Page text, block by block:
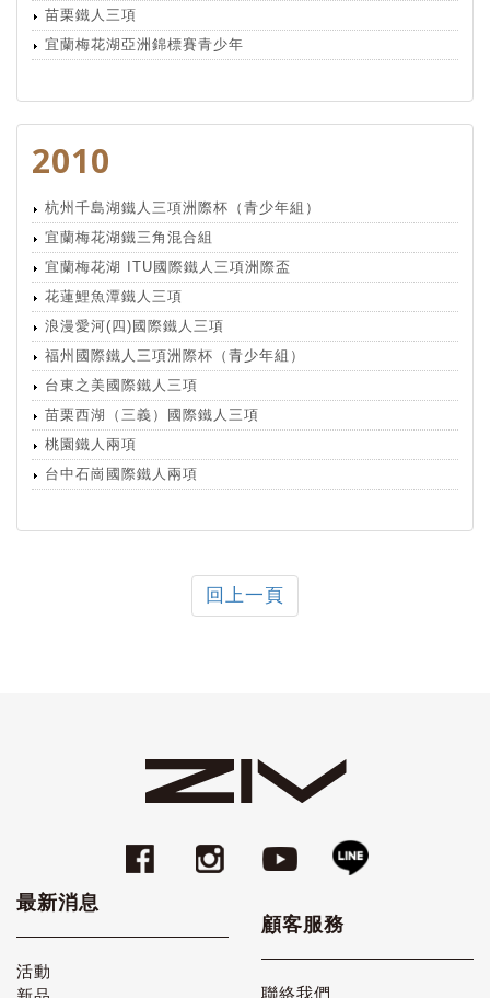
苗栗鐵人三項
宜蘭梅花湖亞洲錦標賽青少年
2010
杭州千島湖鐵人三項洲際杯（青少年組）
宜蘭梅花湖鐵三角混合組
宜蘭梅花湖 ITU國際鐵人三項洲際盃
花蓮鯉魚潭鐵人三項
浪漫愛河(四)國際鐵人三項
福州國際鐵人三項洲際杯（青少年組）
台東之美國際鐵人三項
苗栗西湖（三義）國際鐵人三項
桃園鐵人兩項
台中石崗國際鐵人兩項
回上一頁
最新消息
活動
顧客服務
聯絡我們